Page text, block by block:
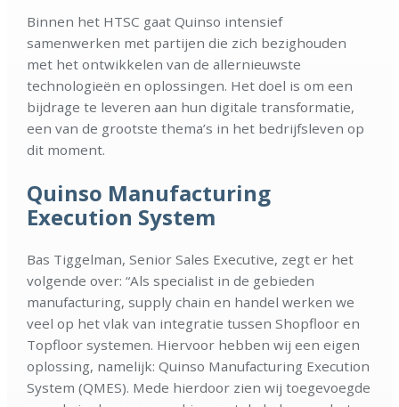
Binnen het HTSC gaat Quinso intensief
samenwerken met partijen die zich bezighouden
met het ontwikkelen van de allernieuwste
technologieën en oplossingen. Het doel is om een
bijdrage te leveren aan hun digitale transformatie,
een van de grootste thema’s in het bedrijfsleven op
dit moment.
Quinso Manufacturing
Execution System
Bas Tiggelman, Senior Sales Executive, zegt er het
volgende over: “Als specialist in de gebieden
manufacturing, supply chain en handel werken we
veel op het vlak van integratie tussen Shopfloor en
Topfloor systemen. Hiervoor hebben wij een eigen
oplossing, namelijk: Quinso Manufacturing Execution
System (QMES). Mede hierdoor zien wij toegevoegde